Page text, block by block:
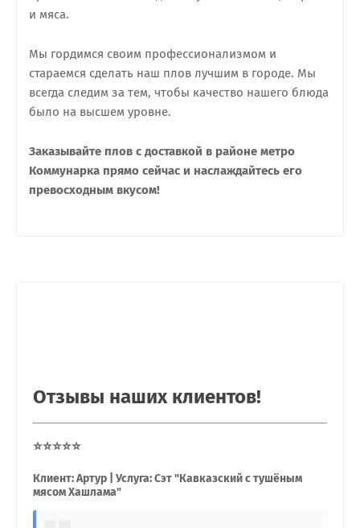
и мяса.
Мы гордимся своим профессионализмом и
стараемся сделать наш плов лучшим в городе. Мы
всегда следим за тем, чтобы качество нашего блюда
было на высшем уровне.
Заказывайте плов с доставкой в районе метро
Коммунарка прямо сейчас и наслаждайтесь его
превосходным вкусом!
Отзывы наших клиентов!
⭐⭐⭐⭐⭐
Клиент: Артур | Услуга: Сэт "Кавказский с тушёным
мясом Хашлама"